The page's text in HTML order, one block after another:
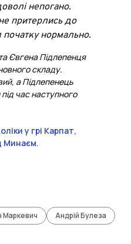
непогано.
притерлись до
нормально.
Євгена Підлепенця
складу.
а Підлепенець
час наступного
у грі Карпат,
Минаєм.
Маркевич
Андрій Булеза